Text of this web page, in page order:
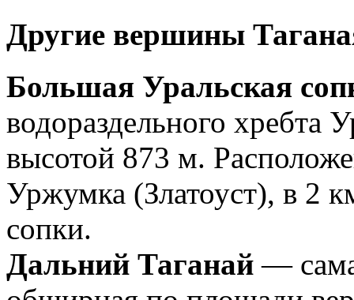
Другие вершины
Большая Уральская
водораздельного хребта
высотой 873 м.
Уржумка (Златоуст), в 2
сопки.
Дальний Таганай —